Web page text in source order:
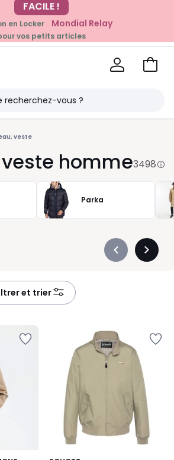
EN CE MOMENT
-20% dès 39€*
sur la mode
en Locker Mondial Relay
vos petits articles
Voir
veste
homme3498
Parka
Précédent
et trier